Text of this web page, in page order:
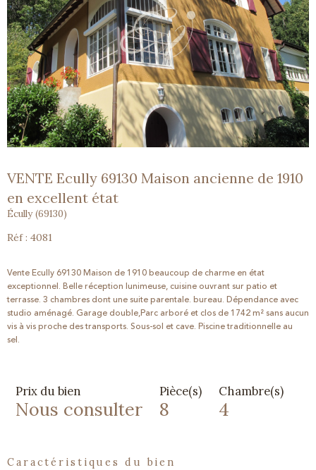
VENTE Ecully 69130 Maison ancienne de 1910
en excellent état
Écully (69130)
Réf : 4081
Vente Ecully 69130 Maison de 1910 beaucoup de charme en état
exceptionnel. Belle réception lunimeuse, cuisine ouvrant sur patio et
terrasse. 3 chambres dont une suite parentale. bureau. Dépendance avec
studio aménagé. Garage double,Parc arboré et clos de 1742 m² sans aucun
vis à vis proche des transports. Sous-sol et cave. Piscine traditionnelle au
sel.
Prix du bien
Nous consulter
Pièce(s)
8
Chambre(s)
4
caractéristiques du bien